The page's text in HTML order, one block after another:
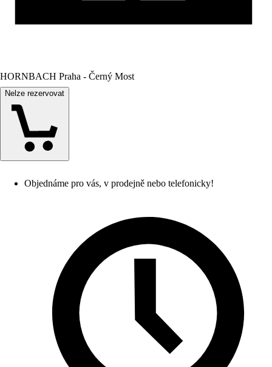
HORNBACH Praha - Černý Most
Nelze rezervovat
Objednáme pro vás, v prodejně nebo telefonicky!